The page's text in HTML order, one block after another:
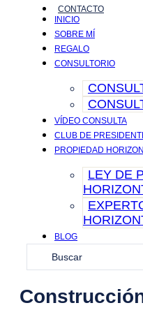
CONTACTO
INICIO
SOBRE MÍ
REGALO
CONSULTORIO
VÍDEO CONSULTA
CLUB DE
PROPIEDAD
LEY DE
BLOG
CONTACTO
Search